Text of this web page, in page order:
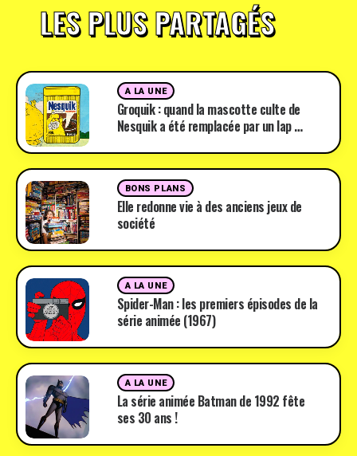
LES PLUS PARTAGÉS
A LA UNE
Groquik : quand la mascotte culte de
Nesquik a été remplacée par un lap …
BONS PLANS
Elle redonne vie à des anciens jeux de
société
A LA UNE
Spider-Man : les premiers épisodes de la
série animée (1967)
A LA UNE
La série animée Batman de 1992 fête
ses 30 ans !